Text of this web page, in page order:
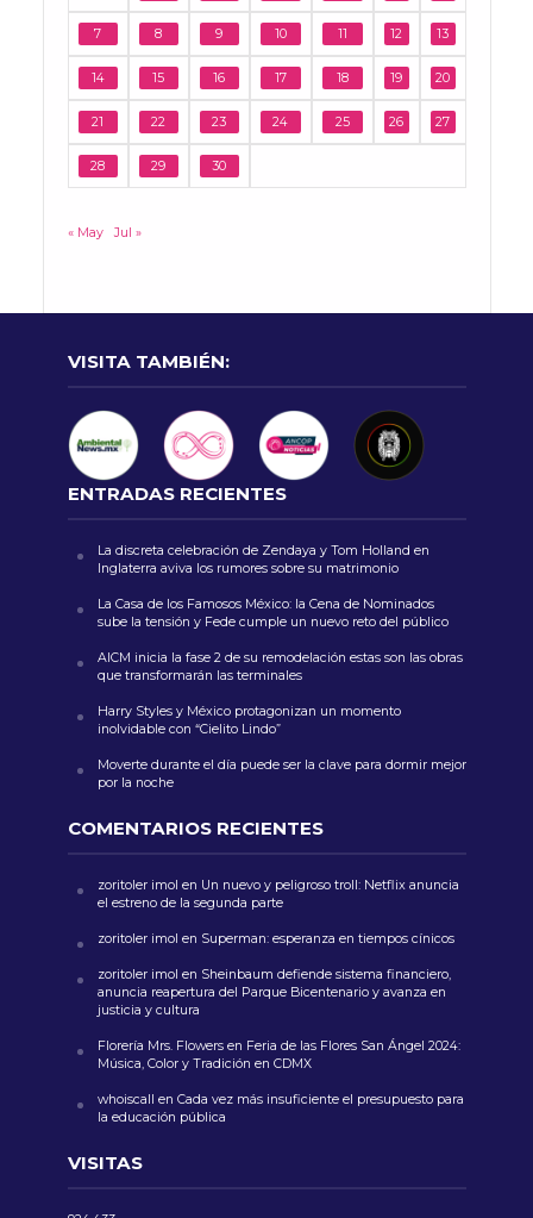
7 8 9 10 11 12 13
14 15 16 17 18 19 20
21 22 23 24 25 26 27
28 29 30
« May Jul »
VISITA TAMBIÉN:
ENTRADAS RECIENTES
La discreta celebración de Zendaya y Tom Holland en
Inglaterra aviva los rumores sobre su matrimonio
La Casa de los Famosos México: la Cena de Nominados
sube la tensión y Fede cumple un nuevo reto del público
AICM inicia la fase 2 de su remodelación estas son las obras
que transformarán las terminales
Harry Styles y México protagonizan un momento
inolvidable con “Cielito Lindo”
Moverte durante el día puede ser la clave para dormir mejor
por la noche
COMENTARIOS RECIENTES
zoritoler imol en Un nuevo y peligroso troll: Netflix anuncia
el estreno de la segunda parte
zoritoler imol en Superman: esperanza en tiempos cínicos
zoritoler imol en Sheinbaum defiende sistema financiero,
anuncia reapertura del Parque Bicentenario y avanza en
justicia y cultura
Florería Mrs. Flowersen Feria de las Flores San Ángel 2024:
Música, Color y Tradición en CDMX
whoiscall en Cada vez más insuficiente el presupuesto para
la educación pública
VISITAS